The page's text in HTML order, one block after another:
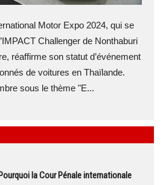
Motor Expo 2024, qui se
Challenger de Nonthaburi
réaffirme son statut d’événement
de voitures en Thaïlande.
sous le thème "E...
la Cour Pénale internationale